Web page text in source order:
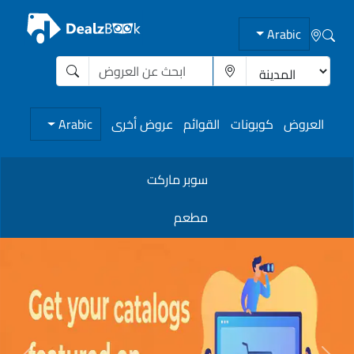
Arabic
العروض كوبونات القوائم عروض أخرى Arabic
سوبر ماركت
مطعم